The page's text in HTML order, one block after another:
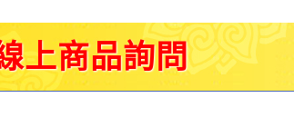
上商品詢問